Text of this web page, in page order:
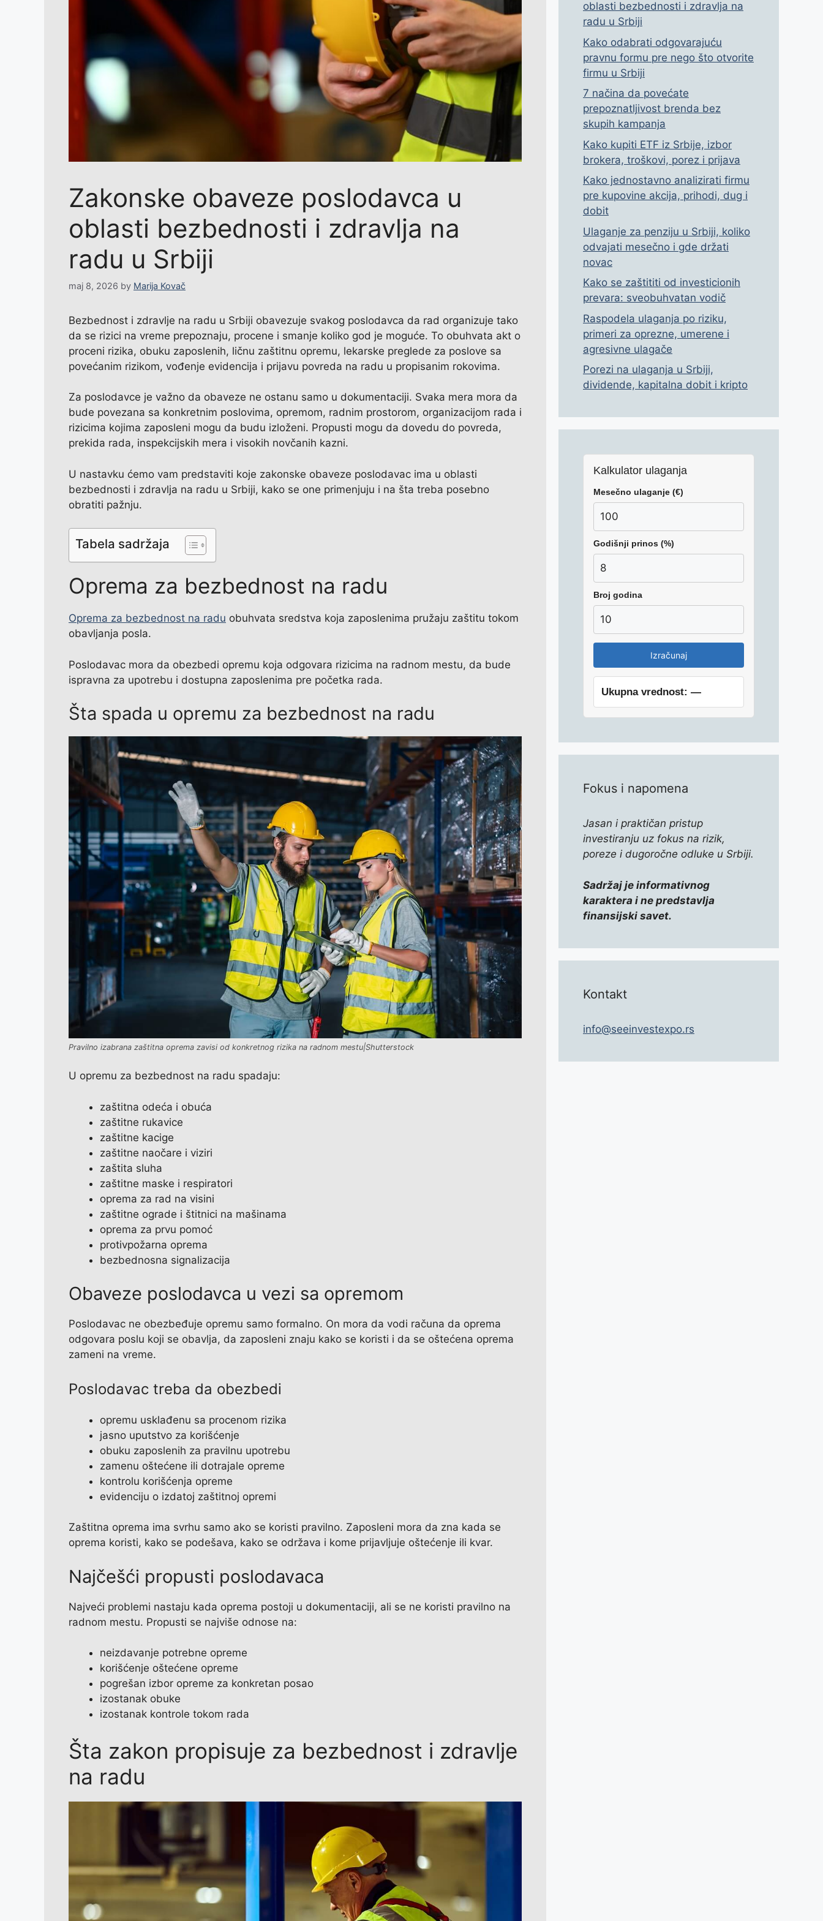
Zakonske obaveze poslodavca u
oblasti bezbednosti i zdravlja na
radu u Srbiji
maj 8, 2026 by Marija Kovač
Bezbednost i zdravlje na radu u Srbiji obavezuje svakog poslodavca da rad organizuje tako
da se rizici na vreme prepoznaju, procene i smanje koliko god je moguće. To obuhvata akt o
proceni rizika, obuku zaposlenih, ličnu zaštitnu opremu, lekarske preglede za poslove sa
povećanim rizikom, vođenje evidencija i prijavu povreda na radu u propisanim rokovima.
Za poslodavce je važno da obaveze ne ostanu samo u dokumentaciji. Svaka mera mora da
bude povezana sa konkretnim poslovima, opremom, radnim prostorom, organizacijom rada i
rizicima kojima zaposleni mogu da budu izloženi. Propusti mogu da dovedu do povreda,
prekida rada, inspekcijskih mera i visokih novčanih kazni.
U nastavku ćemo vam predstaviti koje zakonske obaveze poslodavac ima u oblasti
bezbednosti i zdravlja na radu u Srbiji, kako se one primenjuju i na šta treba posebno
obratiti pažnju.
Tabela sadržaja
Oprema za bezbednost na radu
Oprema za bezbednost na radu obuhvata sredstva koja zaposlenima pružaju zaštitu tokom
obavljanja posla.
Poslodavac mora da obezbedi opremu koja odgovara rizicima na radnom mestu, da bude
ispravna za upotrebu i dostupna zaposlenima pre početka rada.
Šta spada u opremu za bezbednost na radu
Pravilno izabrana zaštitna oprema zavisi od konkretnog rizika na radnom mestu|Shutterstock
U opremu za bezbednost na radu spadaju:
zaštitna odeća i obuća
zaštitne rukavice
zaštitne kacige
zaštitne naočare i viziri
zaštita sluha
zaštitne maske i respiratori
oprema za rad na visini
zaštitne ograde i štitnici na mašinama
oprema za prvu pomoć
protivpožarna oprema
bezbednosna signalizacija
Obaveze poslodavca u vezi sa opremom
Poslodavac ne obezbeđuje opremu samo formalno. On mora da vodi računa da oprema
odgovara poslu koji se obavlja, da zaposleni znaju kako se koristi i da se oštećena oprema
zameni na vreme.
Poslodavac treba da obezbedi
opremu usklađenu sa procenom rizika
jasno uputstvo za korišćenje
obuku zaposlenih za pravilnu upotrebu
zamenu oštećene ili dotrajale opreme
kontrolu korišćenja opreme
evidenciju o izdatoj zaštitnoj opremi
Zaštitna oprema ima svrhu samo ako se koristi pravilno. Zaposleni mora da zna kada se
oprema koristi, kako se podešava, kako se održava i kome prijavljuje oštećenje ili kvar.
Najčešći propusti poslodavaca
Najveći problemi nastaju kada oprema postoji u dokumentaciji, ali se ne koristi pravilno na
radnom mestu. Propusti se najviše odnose na:
neizdavanje potrebne opreme
korišćenje oštećene opreme
pogrešan izbor opreme za konkretan posao
izostanak obuke
izostanak kontrole tokom rada
Šta zakon propisuje za bezbednost i zdravlje
na radu
oblasti bezbednosti i zdravlja na
radu u Srbiji
Kako odabrati odgovarajuću
pravnu formu pre nego što otvorite
firmu u Srbiji
7 načina da povećate
prepoznatljivost brenda bez
skupih kampanja
Kako kupiti ETF iz Srbije, izbor
brokera, troškovi, porez i prijava
Kako jednostavno analizirati firmu
pre kupovine akcija, prihodi, dug i
dobit
Ulaganje za penziju u Srbiji, koliko
odvajati mesečno i gde držati
novac
Kako se zaštititi od investicionih
prevara: sveobuhvatan vodič
Raspodela ulaganja po riziku,
primeri za oprezne, umerene i
agresivne ulagače
Porezi na ulaganja u Srbiji,
dividende, kapitalna dobit i kripto
Kalkulator ulaganja
Mesečno ulaganje (€)
Godišnji prinos (%)
Broj godina
Izračunaj
Ukupna vrednost: —
Fokus i napomena
Jasan i praktičan pristup
investiranju uz fokus na rizik,
poreze i dugoročne odluke u Srbiji.
Sadržaj je informativnog
karaktera i ne predstavlja
finansijski savet.
Kontakt
info@seeinvestexpo.rs